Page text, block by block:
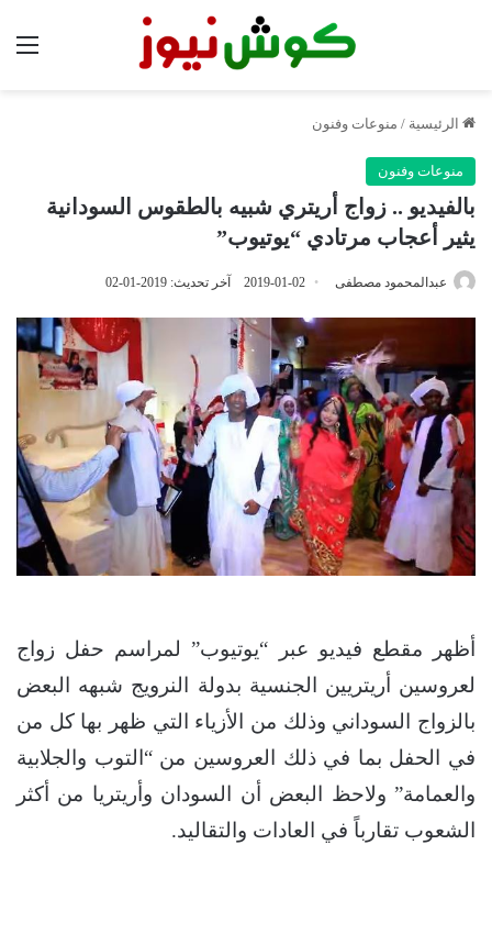
الرئيسية / منوعات وفنون
منوعات وفنون
بالفيديو .. زواج أريتري شبيه بالطقوس السودانية
يثير أعجاب مرتادي “يوتيوب”
عبدالمحمود مصطفى 2019-01-02 آخر تحديث: 2019-01-02
أظهر مقطع فيديو عبر “يوتيوب” لمراسم حفل زواج
لعروسين أريتريين الجنسية بدولة النرويج شبهه البعض
بالزواج السوداني وذلك من الأزياء التي ظهر بها كل من
في الحفل بما في ذلك العروسين من “التوب والجلابية
والعمامة” ولاحظ البعض أن السودان وأريتريا من أكثر
الشعوب تقارباً في العادات والتقاليد.